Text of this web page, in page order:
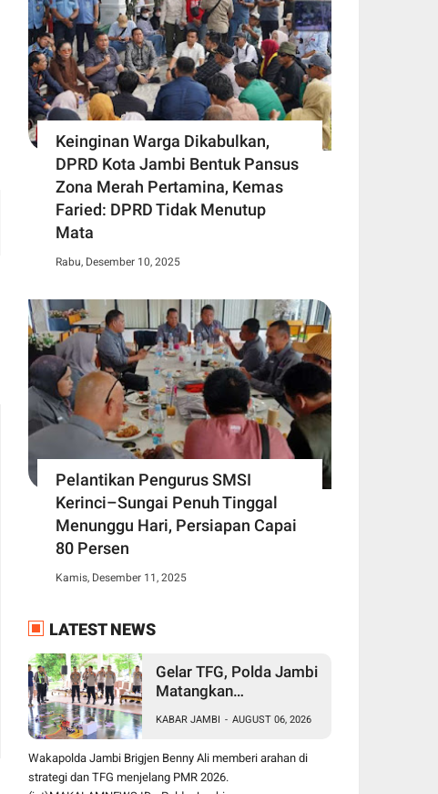
Keinginan Warga Dikabulkan,
DPRD Kota Jambi Bentuk Pansus
Zona Merah Pertamina, Kemas
Faried: DPRD Tidak Menutup
Mata
Rabu, Desember 10, 2025
Pelantikan Pengurus SMSI
Kerinci–Sungai Penuh Tinggal
Menunggu Hari, Persiapan Capai
80 Persen
Kamis, Desember 11, 2025
LATEST NEWS
Gelar TFG, Polda Jambi
Matangkan
Merdeka Run 2026,
Libatkan 1.750
Personel
KABAR JAMBI - AUGUST 06, 2026
Wakapolda Jambi Brigjen Benny Ali memberi arahan di
strategi dan TFG menjelang PMR 2026.